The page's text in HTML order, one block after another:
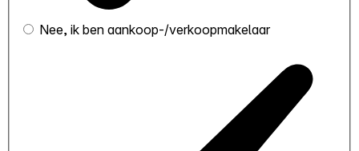
Nee, ik ben aankoop-/verkoopmakelaar